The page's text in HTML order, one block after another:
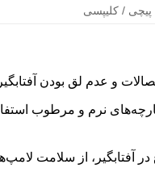
پیچی / کلیپسی
و عدم لق بودن
نرم و مرطوب
آفتابگیر، از سلامت